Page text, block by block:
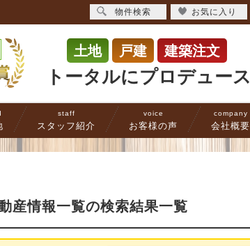
土地 戸建 建築注文
トータルにプロデュース
staff
スタッフ紹介
voice
お客様の声
company
会社概要
産情報一覧の検索結果一覧
物件検索 お気に入り